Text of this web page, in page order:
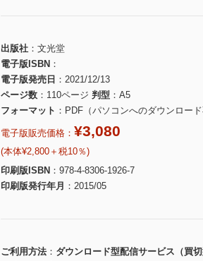
出版社
文光堂
電子版ISBN
電子版発売日
2021/12/13
ページ数
110ページ 判型
A5
フォーマット
PDF（パソコンへのダウンロード
電子版販売価格： ¥3,080
(本体¥2,800＋税10％)
印刷版ISBN
978-4-8306-1926-7
印刷版発行年月
2015/05
ご利用方法
ダウンロード型配信サービス（買切